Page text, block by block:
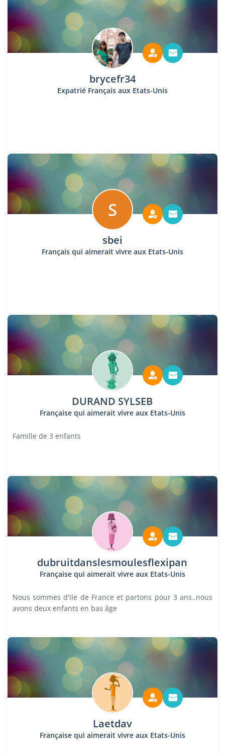
brycefr34
Expatrié Français aux Etats-Unis
S
sbei
Français qui aimerait vivre aux Etats-Unis
DURAND SYLSEB
Française qui aimerait vivre aux Etats-Unis
Famille de 3 enfants
dubruitdanslesmoulesflexipan
Française qui aimerait vivre aux Etats-Unis
Nous sommes d'ile de France et partons pour 3 ans..nous
avons deux enfants en bas âge
Laetdav
Française qui aimerait vivre aux Etats-Unis